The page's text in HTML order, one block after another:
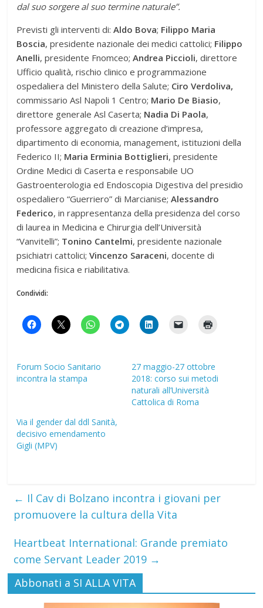
dal suo sorgere al suo termine naturale”.
Previsti gli interventi di:Aldo Bova; Filippo Maria
Boscia, presidente nazionale dei medici cattolici; Filippo
Anelli, presidente Fnomceo;Andrea Piccioli, direttore
Ufficio qualità, rischio clinico e programmazione
ospedaliera del Ministero della Salute; Ciro Verdoliva,
commissario Asl Napoli 1 Centro; Mario De Biasio,
direttore generale Asl Caserta; Nadia Di Paola,
professore aggregato di creazione d’impresa,
dipartimento di economia, management, istituzioni della
Federico II; Maria Erminia Bottiglieri, presidente
Ordine Medici di Caserta e responsabile UO
Gastroenterologia ed Endoscopia Digestiva del presidio
ospedaliero “Guerriero” di Marcianise;Alessandro
Federico, in rappresentanza della presidenza del corso
di laurea in Medicina e Chirurgia dell’Università
“Vanvitelli”; Tonino Cantelmi, presidente nazionale
psichiatri cattolici;Vincenzo Saraceni, docente di
medicina fisica e riabilitativa.
Condividi:
Forum Socio Sanitario
incontra la stampa
27 maggio-27 ottobre
2018: corso sui metodi
naturali all’Università
Cattolica di Roma
Via il gender dal ddl Sanità,
decisivo emendamento
Gigli (MPV)
← Il Cav di Bolzano incontra i giovani per
promuovere la cultura della Vita
Heartbeat International: Grande premiato
come Servant Leader 2019 →
Abbonati a SI ALLA VITA